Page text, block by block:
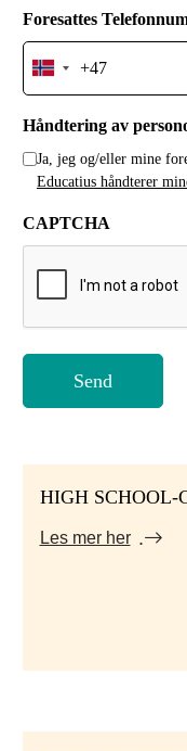
Foresattes
N
o
r
a
y
4
Håndtering av
Ja, jeg og/eller mine
Educatius håndterer
CAPTCHA
HIGH SCHOOL-
Les mer her